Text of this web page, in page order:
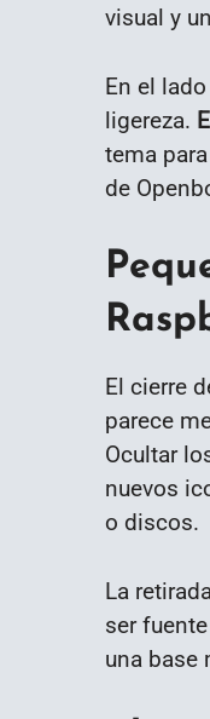
visual y
En el
ligereza.
tema
de
El cierre
parece
Ocultar
nuevos
o discos.
La
ser
una base